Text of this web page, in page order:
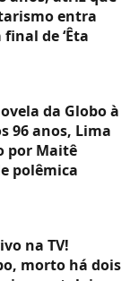
entra
de ‘Êta
da Globo à
96 anos, Lima
por Maitê
polêmica
na TV!
morto há dois